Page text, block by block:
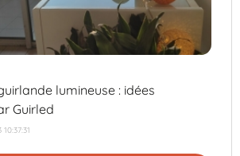
lumineuse : idées
Guirled